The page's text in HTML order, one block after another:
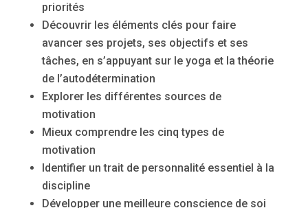
priorités
Découvrir les éléments clés pour faire
avancer ses projets, ses objectifs et ses
tâches, en s’appuyant sur le yoga et la théorie
de l’autodétermination
Explorer les différentes sources de
motivation
Mieux comprendre les cinq types de
motivation
Identifier un trait de personnalité essentiel à la
discipline
Développer une meilleure conscience de soi